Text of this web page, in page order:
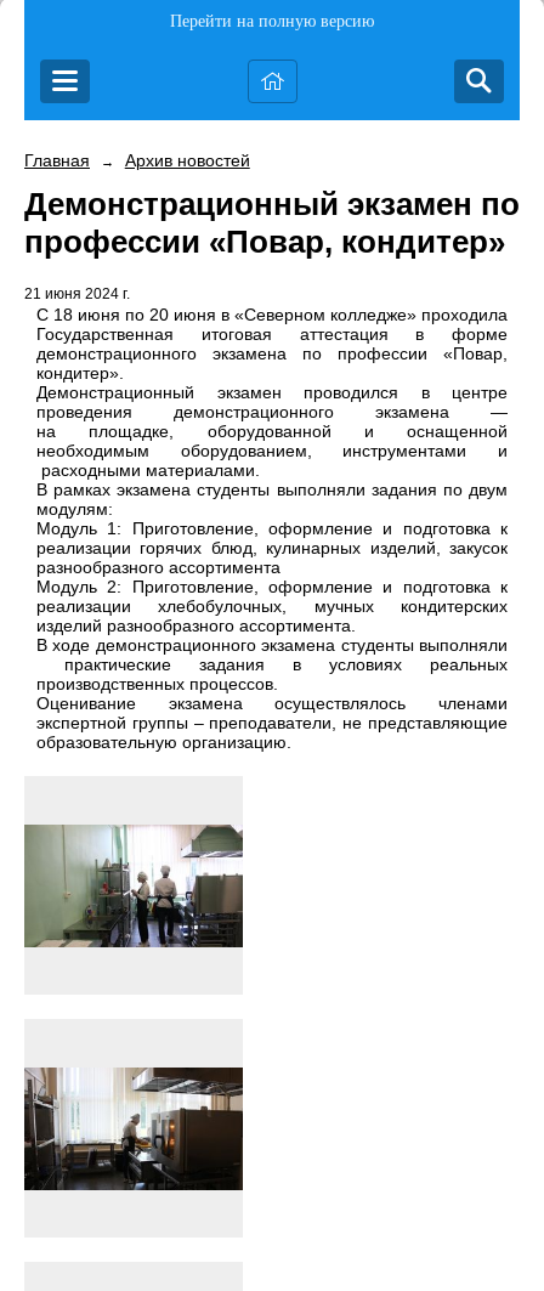
Перейти на полную версию
Главная → Архив новостей
Демонстрационный экзамен по
профессии «Повар, кондитер»
21 июня 2024 г.
С 18 июня по 20 июня в «Северном колледже» проходила
Государственная итоговая аттестация в форме
демонстрационного экзамена по профессии «Повар,
кондитер».
Демонстрационный экзамен проводился в центре
проведения демонстрационного экзамена —
на площадке, оборудованной и оснащенной
необходимым оборудованием, инструментами и
расходными материалами.
В рамках экзамена студенты выполняли задания по двум
модулям:
Модуль 1: Приготовление, оформление и подготовка к
реализации горячих блюд, кулинарных изделий, закусок
разнообразного ассортимента
Модуль 2: Приготовление, оформление и подготовка к
реализации хлебобулочных, мучных кондитерских
изделий разнообразного ассортимента.
В ходе демонстрационного экзамена студенты выполняли
практические задания в условиях реальных
производственных процессов.
Оценивание экзамена осуществлялось членами
экспертной группы – преподаватели, не представляющие
образовательную организацию.